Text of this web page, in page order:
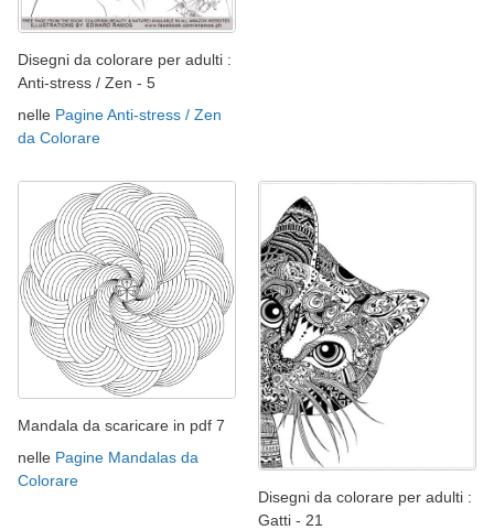
Disegni da colorare per adulti :
Anti-stress / Zen - 5
nelle Pagine Anti-stress / Zen
da Colorare
Mandala da scaricare in pdf 7
nelle Pagine Mandalas da
Colorare
Disegni da colorare per adulti :
Gatti - 21